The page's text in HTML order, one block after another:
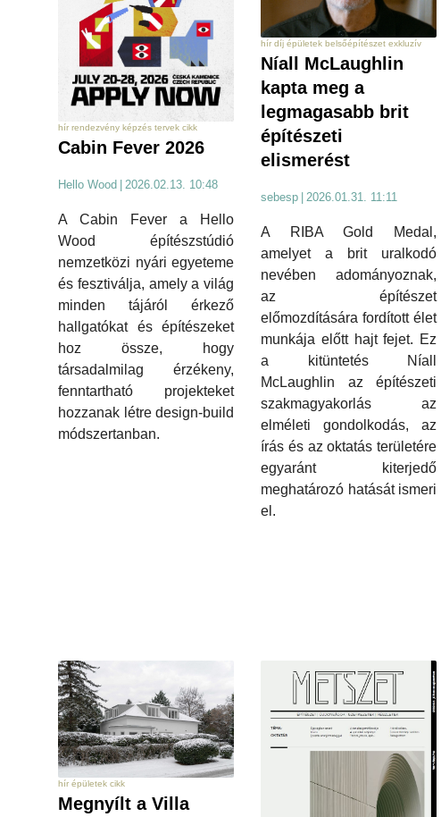
hír rendezvény képzés tervek cikk
Cabin Fever 2026
Hello Wood 2026.02.13. 10:48
A Cabin Fever a Hello
Wood építészstúdió
nemzetközi nyári egyeteme
és fesztiválja, amely a világ
minden tájáról érkező
hallgatókat és építészeket
hoz össze, hogy
társadalmilag érzékeny,
fenntartható projekteket
hozzanak létre design-build
módszertanban.
hír díj épületek belsőépítészet exkluzív
Níall McLaughlin
kapta meg a
legmagasabb brit
építészeti
elismerést
sebesp | 2026.01.31. 11:11
A RIBA Gold Medal,
amelyet a brit uralkodó
nevében adományoznak,
az építészet
előmozdítására fordított élet
munkája előtt hajt fejet. Ez
a kitüntetés Níall
McLaughlin az építészeti
szakmagyakorlás az
elméleti gondolkodás, az
írás és az oktatás területére
egyaránt kiterjedő
meghatározó hatását ismeri
el.
hír épületek cikk
Megnyílt a Villa